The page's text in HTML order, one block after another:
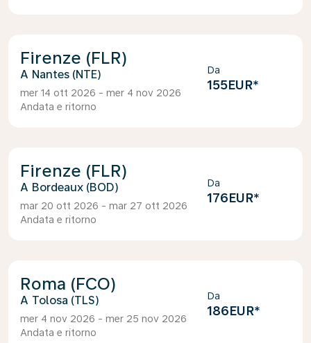
Firenze (FLR)
Nantes (NTE)
mer 14 ott 2026 - mer 4 nov 2026
Andata e ritorno
Da
155EUR*
Firenze (FLR)
Bordeaux (BOD)
mar 20 ott 2026 - mar 27 ott 2026
Andata e ritorno
Da
176EUR*
Roma (FCO)
Tolosa (TLS)
mer 4 nov 2026 - mer 25 nov 2026
Andata e ritorno
Da
186EUR*